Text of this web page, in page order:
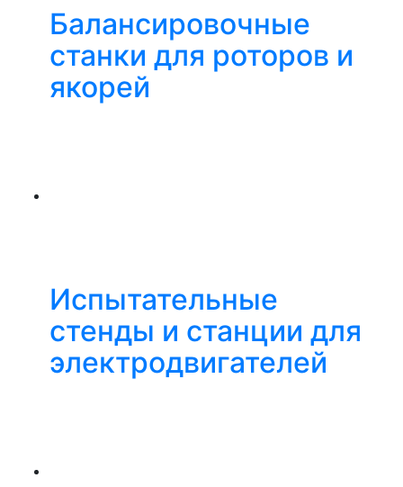
Балансировочные
станки для роторов и
якорей
Испытательные
стенды и станции для
электродвигателей